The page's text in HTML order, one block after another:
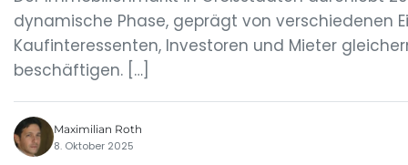
dynamische Phase, geprägt von verschiedenen
Kaufinteressenten, Investoren und Mieter
beschäftigen. […]
Maximilian Roth
8. Oktober 2025